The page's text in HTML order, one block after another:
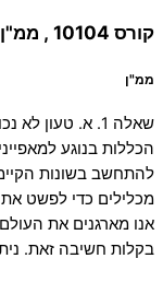
קורס 10104 , ממ"ן 13 , ציון 97
ממ"ן
הכללות בנוגע
מכלילים כדי לפשט
אנו מארגנים את
בקלות חשיבה זאת.